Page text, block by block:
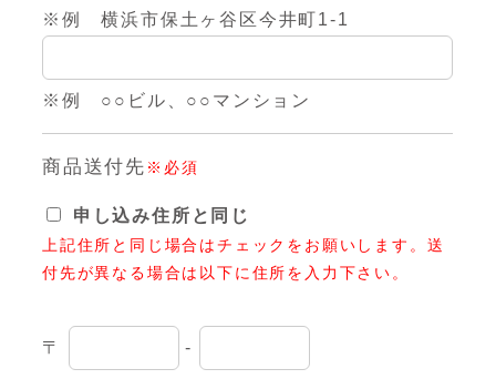
※例 横浜市保土ヶ谷区今井町1-1
※例 ○○ビル、○○マンション
商品送付先 ※必須
申し込み住所と同じ
上記住所と同じ場合はチェックをお願いします。送
付先が異なる場合は以下に住所を入力下さい。
〒 -